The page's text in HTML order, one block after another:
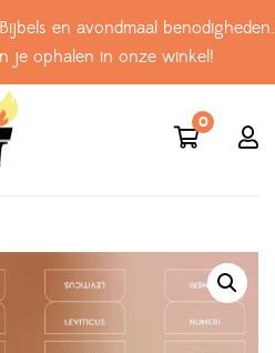
en avondmaal benodigheden.
je ophalen in onze winkel!
0